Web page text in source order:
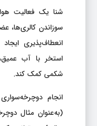
شنا یک فعالیت
سوزاندن کالری‌ها،
انعطاف‌پذیری
استخر با آب
شکمی کمک کند.
انجام
(به‌عنوان مثال